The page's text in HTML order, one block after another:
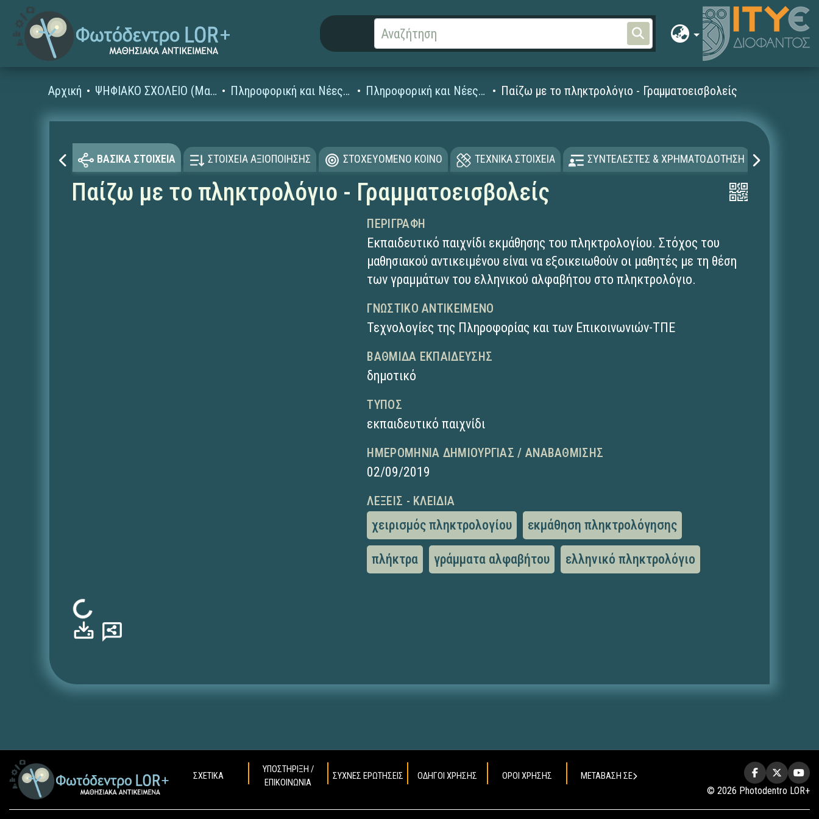
Αρχική ΨΗΦΙΑΚΟ ΣΧΟΛΕΙΟ (Μαθησιακά Αντικείμενα) Πληροφορική και Νέες Τεχνολογίες Πληροφορική και Νέες Τεχνολογίες Δημοτικού Παίζω με το πληκτρολόγιο - Γραμματοεισβολείς
ΒΑΣΙΚΑ ΣΤΟΙΧΕΙΑ ΣΤΟΙΧΕΙΑ ΑΞΙΟΠΟΙΗΣΗΣ ΣΤΟΧΕΥΟΜΕΝΟ ΚΟΙΝΟ ΤΕΧΝΙΚΑ ΣΤΟΙΧΕΙΑ ΣΥΝΤΕΛΕΣΤΕΣ & ΧΡΗΜΑΤΟΔΟΤΗΣΗ
Παίζω με το πληκτρολόγιο - Γραμματοεισβολείς
Φόρτωση...
ΠΕΡΙΓΡΑΦΉ
Εκπαιδευτικό παιχνίδι εκμάθησης του πληκτρολογίου. Στόχος του
μαθησιακού αντικειμένου είναι να εξοικειωθούν οι μαθητές με τη θέση
των γραμμάτων του ελληνικού αλφαβήτου στο πληκτρολόγιο.
ΓΝΩΣΤΙΚΌ ΑΝΤΙΚΕΊΜΕΝΟ
Τεχνολογίες της Πληροφορίας και των Επικοινωνιών-ΤΠΕ
ΒΑΘΜΊΔΑ ΕΚΠΑΊΔΕΥΣΗΣ
δημοτικό
ΤΎΠΟΣ
εκπαιδευτικό παιχνίδι
ΗΜΕΡΟΜΗΝΊΑ ΔΗΜΙΟΥΡΓΊΑΣ / ΑΝΑΒΆΘΜΙΣΗΣ
02/09/2019
ΛΈΞΕΙΣ - ΚΛΕΙΔΙΆ
χειρισμός πληκτρολογίου εκμάθηση πληκτρολόγησης
πλήκτρα γράμματα αλφαβήτου ελληνικό πληκτρολόγιο
ΣΧΕΤΙΚΑ
ΥΠΟΣΤΗΡΙΞΗ /
ΕΠΙΚΟΙΝΩΝΙΑ
ΣΥΧΝΕΣ ΕΡΩΤΗΣΕΙΣ ΟΔΗΓΟΙ ΧΡΗΣΗΣ ΟΡΟΙ ΧΡΗΣΗΣ ΜΕΤΑΒΑΣΗ ΣΕ
© 2026 Photodentro LOR+